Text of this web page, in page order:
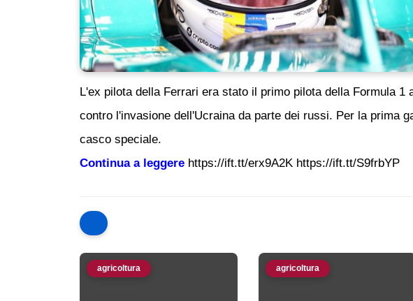
L'ex pilota della Ferrari era stato il primo pilota della Formula 1
contro l'invasione dell'Ucraina da parte dei russi. Per la prima
casco speciale.
Continua a leggerehttps://ift.tt/erx9A2K https://ift.tt/S9frbYP
agricoltura agricoltura